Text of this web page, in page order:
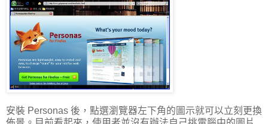
安裝 Personas 後，點選瀏覽器左下角的圖示就可以立刻更換